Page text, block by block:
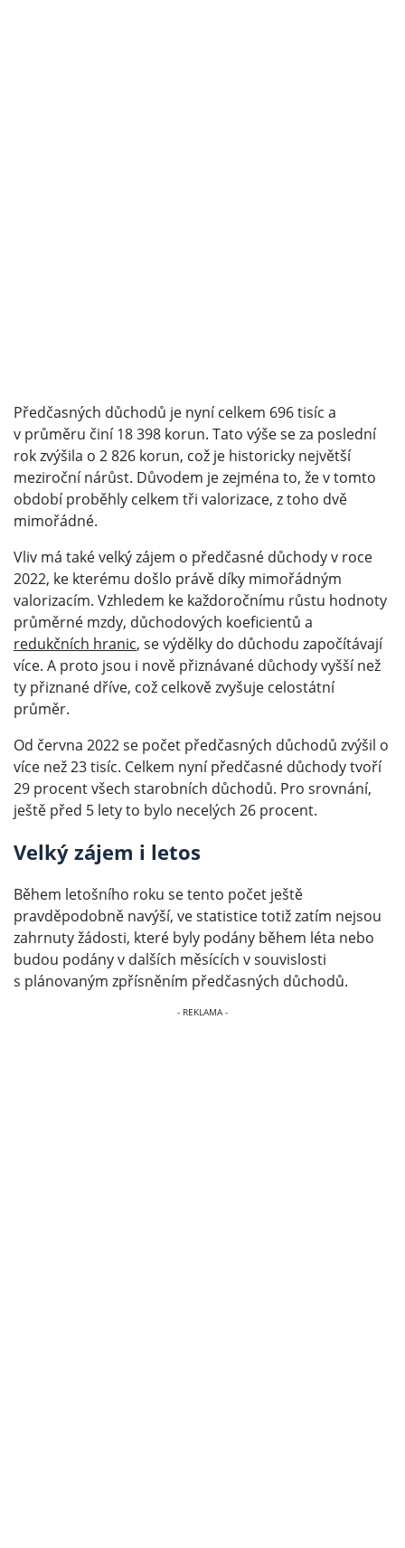
Předčasných důchodů je nyní celkem 696 tisíc a
v průměru činí 18 398 korun. Tato výše se za poslední
rok zvýšila o 2 826 korun, což je historicky největší
meziroční nárůst. Důvodem je zejména to, že v tomto
období proběhly celkem tři valorizace, z toho dvě
mimořádné.
Vliv má také velký zájem o předčasné důchody v roce
2022, ke kterému došlo právě díky mimořádným
valorizacím. Vzhledem ke každoročnímu růstu hodnoty
průměrné mzdy, důchodových koeficientů a
redukčních hranic, se výdělky do důchodu započítávají
více. A proto jsou i nově přiznávané důchody vyšší než
ty přiznané dříve, což celkově zvyšuje celostátní
průměr.
Od června 2022 se počet předčasných důchodů zvýšil o
více než 23 tisíc. Celkem nyní předčasné důchody tvoří
29 procent všech starobních důchodů. Pro srovnání,
ještě před 5 lety to bylo necelých 26 procent.
Velký zájem i letos
Během letošního roku se tento počet ještě
pravděpodobně navýší, ve statistice totiž zatím nejsou
zahrnuty žádosti, které byly podány během léta nebo
budou podány v dalších měsících v souvislosti
s plánovaným zpřísněním předčasných důchodů.